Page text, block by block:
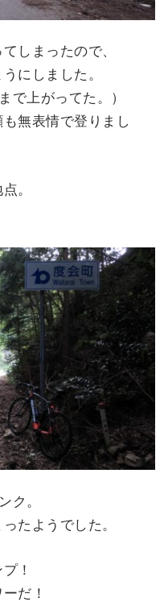
しまったので、
にしました。
で上がってた。）
無表情で登りまし
。
ク。
たようでした。
！
だ！